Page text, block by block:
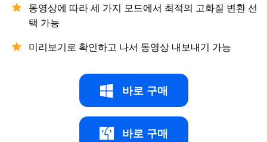
동영상에 따라 세 가지 모드에서 최적의 고화질 변환 선
택 가능
미리보기로 확인하고 나서 동영상 내보내기 가능
바로 구매
바로 구매